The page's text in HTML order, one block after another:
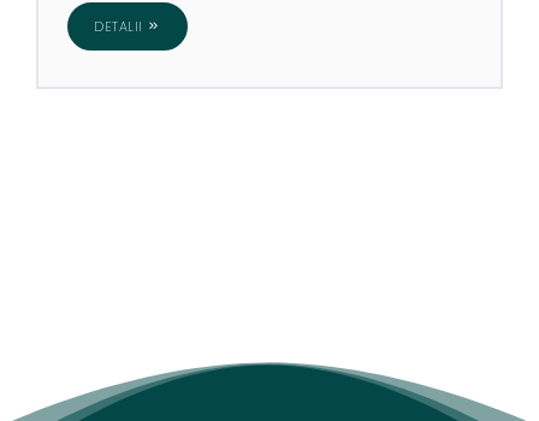
DETALII